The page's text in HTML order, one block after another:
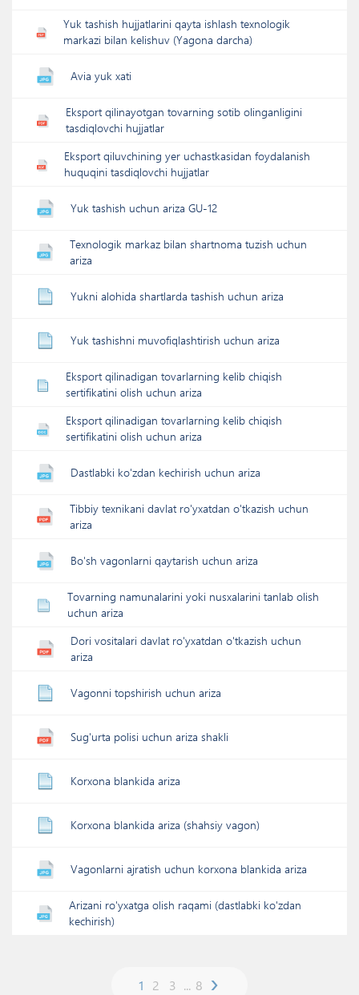
Yuk tashish hujjatlarini qayta ishlash texnologik
markazi bilan kelishuv (Yagona darcha)
Avia yuk xati
Eksport qilinayotgan tovarning sotib olinganligini
tasdiqlovchi hujjatlar
Eksport qiluvchining yer uchastkasidan foydalanish
huquqini tasdiqlovchi hujjatlar
Yuk tashish uchun ariza GU-12
Texnologik markaz bilan shartnoma tuzish uchun
ariza
Yukni alohida shartlarda tashish uchun ariza
Yuk tashishni muvofiqlashtirish uchun ariza
Eksport qilinadigan tovarlarning kelib chiqish
sertifikatini olish uchun ariza
Eksport qilinadigan tovarlarning kelib chiqish
sertifikatini olish uchun ariza
Dastlabki ko'zdan kechirish uchun ariza
Tibbiy texnikani davlat ro'yxatdan o'tkazish uchun
ariza
Bo'sh vagonlarni qaytarish uchun ariza
Tovarning namunalarini yoki nusxalarini tanlab olish
uchun ariza
Dori vositalari davlat ro'yxatdan o'tkazish uchun
ariza
Vagonni topshirish uchun ariza
Sug'urta polisi uchun ariza shakli
Korxona blankida ariza
Korxona blankida ariza (shahsiy vagon)
Vagonlarni ajratish uchun korxona blankida ariza
Arizani ro'yxatga olish raqami (dastlabki ko'zdan
kechirish)
1 2 3 ... 8 ›